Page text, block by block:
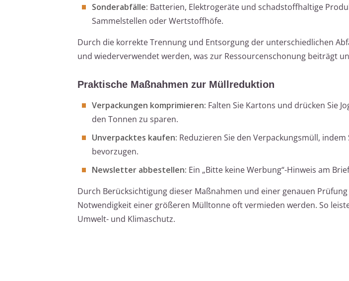
Sonderabfälle: Batterien, Elektrogeräte und schadstoffhaltige
Sammelstellen oder Wertstoffhöfe.
Durch die korrekte Trennung und Entsorgung der unterschiedlichen
und wiederverwendet werden, was zur Ressourcenschonung beiträgt
Praktische Maßnahmen zur Müllreduktion
Verpackungen komprimieren: Falten Sie Kartons und drücken Sie
den Tonnen zu sparen.
Unverpacktes kaufen: Reduzieren Sie den Verpackungsmüll,
bevorzugen.
Newsletter abbestellen: Ein „Bitte keine Werbung“-Hinweis am
Durch Berücksichtigung dieser Maßnahmen und einer genauen
Notwendigkeit einer größeren Mülltonne oft vermieden werden. So
Umwelt- und Klimaschutz.